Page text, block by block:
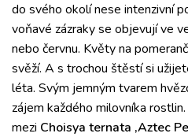
do svého okolí nese intenzivní
voňavé zázraky se objevují ve
nebo červnu. Květy na
svěží. A s trochou štěstí si
léta. Svým jemným tvarem
zájem každého milovníka rostlin.
mezi Choisya ternata ‚Aztec